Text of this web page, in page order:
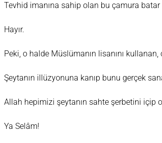
Tevhid imanına sahip olan bu çamura batar
Hayır.
Peki, o halde Müslümanın lisanını
Şeytanın illüzyonuna kanıp bunu gerçek
Allah hepimizi şeytanın sahte şerbetini içip
Ya Selâm!